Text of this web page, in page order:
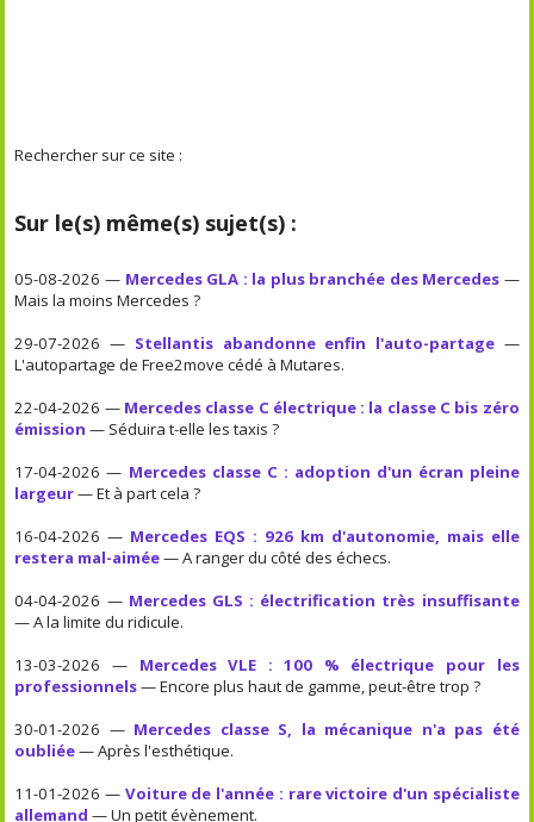
Rechercher sur ce site :
Sur le(s) même(s) sujet(s) :
05-08-2026 — Mercedes GLA : la plus branchée des Mercedes —
Mais la moins Mercedes ?
29-07-2026 — Stellantis abandonne enfin l'auto-partage—
L'autopartage de Free2move cédé à Mutares.
22-04-2026 — Mercedes classe C électrique : la classe C bis zéro
émission — Séduira t-elle les taxis ?
17-04-2026 — Mercedes classe C : adoption d'un écran pleine
largeur— Et à part cela ?
16-04-2026 — Mercedes EQS : 926 km d'autonomie, mais elle
restera mal-aimée— A ranger du côté des échecs.
04-04-2026 — Mercedes GLS : électrification très insuffisante
— A la limite du ridicule.
13-03-2026 — Mercedes VLE : 100 % électrique pour les
professionnels— Encore plus haut de gamme, peut-être trop ?
30-01-2026 — Mercedes classe S, la mécanique n'a pas été
oubliée— Après l'esthétique.
11-01-2026 — Voiture de l'année : rare victoire d'un spécialiste
allemand — Un petit évènement.